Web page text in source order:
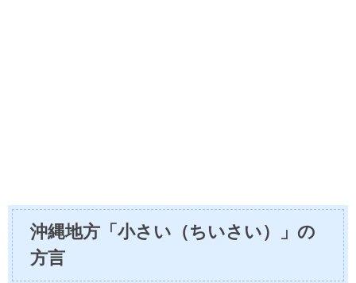
沖縄地方「小さい（ちいさい）」の
方言